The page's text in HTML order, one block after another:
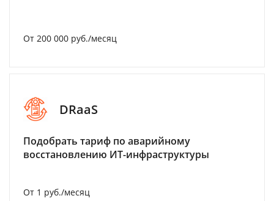
От 200 000 руб./месяц
DRaaS
Подобрать тариф по аварийному
восстановлению ИТ-инфраструктуры
От 1 руб./месяц